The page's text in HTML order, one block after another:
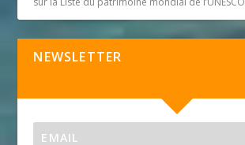
NEWSLETTER